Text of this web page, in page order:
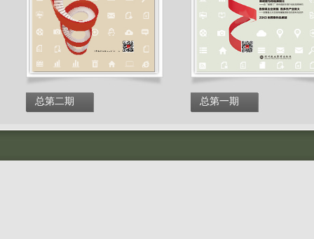
总第二期 总第一期